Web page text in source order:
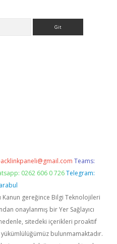
Teams:
0262 606 0 726 Telegram:
Kanun gereğince Bilgi Teknolojileri
onaylanmış bir Yer Sağlayıcı
sitedeki içerikleri proaktif
bulunmamaktadır.